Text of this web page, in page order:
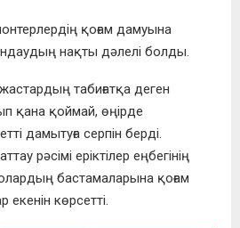
қоғам дамуына
нақты дәлелі болды.
табиғатқа деген
қана қоймай, өңірде
дамытуға серпін берді.
рәсімі еріктілер еңбегінің
бастамаларына қоғам
көрсетті.